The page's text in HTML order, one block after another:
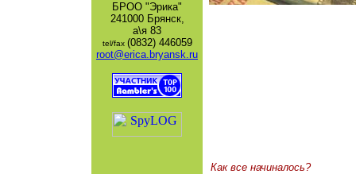
БРОО "Эрика"
241000 Брянск,
а\я 83
tel/fax (0832) 446059
root@erica.bryansk.ru
Как все начиналось?